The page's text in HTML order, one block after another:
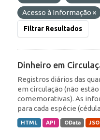
Acesso à Informação
Filtrar Resultados
Dinheiro em
Registros diários das
em circulação (não
comemorativas). As
para cada espécie
HTML API OData